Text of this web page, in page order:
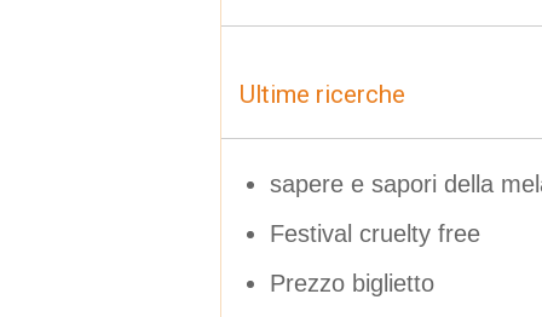
Ultime ricerche
sapere e sapori della
Festival cruelty free
Prezzo biglietto